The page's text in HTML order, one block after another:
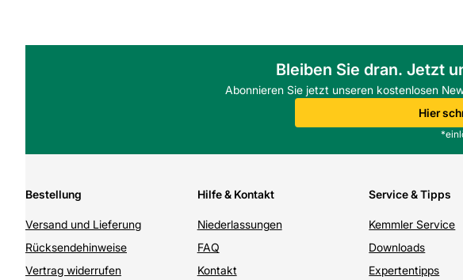
Bleiben Sie dran. Jetzt
Abonnieren Sie jetzt unseren kostenlosen
Hier
Bestellung
Versand und Lieferung
Rücksendehinweise
Vertrag widerrufen
Hilfe & Kontakt
Niederlassungen
FAQ
Kontakt
Service & Tipps
Kemmler Service
Downloads
Expertentipps